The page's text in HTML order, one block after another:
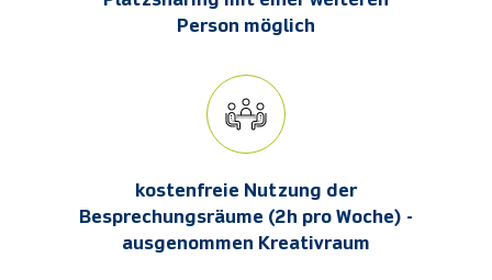
Person möglich
kostenfreie Nutzung der
Besprechungsräume (2h pro Woche) -
ausgenommen Kreativraum